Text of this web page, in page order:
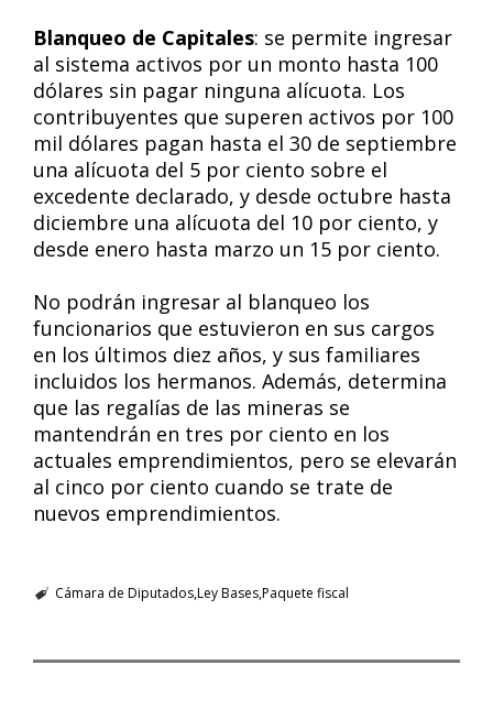
Blanqueo de Capitales: se permite ingresar
al sistema activos por un monto hasta 100
dólares sin pagar ninguna alícuota. Los
contribuyentes que superen activos por 100
mil dólares pagan hasta el 30 de septiembre
una alícuota del 5 por ciento sobre el
excedente declarado, y desde octubre hasta
diciembre una alícuota del 10 por ciento, y
desde enero hasta marzo un 15 por ciento.
No podrán ingresar al blanqueo los
funcionarios que estuvieron en sus cargos
en los últimos diez años, y sus familiares
incluidos los hermanos. Además, determina
que las regalías de las mineras se
mantendrán en tres por ciento en los
actuales emprendimientos, pero se elevarán
al cinco por ciento cuando se trate de
nuevos emprendimientos.
Cámara de DiputadosLey BasesPaquete fiscal